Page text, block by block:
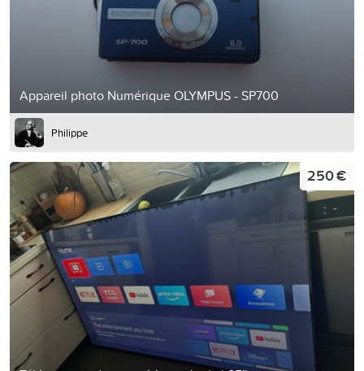
Appareil photo Numérique OLYMPUS - SP700
Philippe
250 €